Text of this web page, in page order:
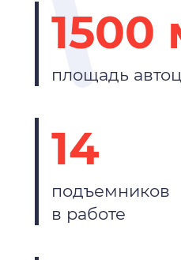
1500
площадь
14
подъемников
в работе